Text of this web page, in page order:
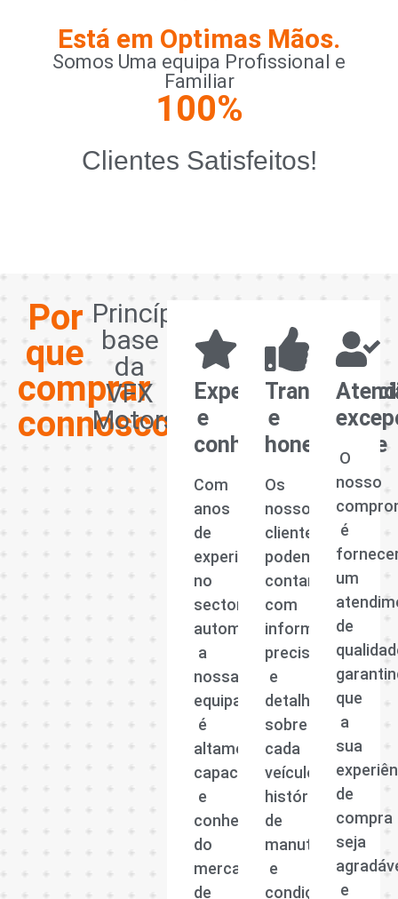
Está em Optimas Mãos.
Somos Uma equipa Profissional e
Familiar
Clientes Satisfeitos!
100%
Por
que
comprar
connosco?
Princípios
base
da
VFX
Motors
Experiência
e
conhecimento
Com
anos
de
experiência
no
sector
automóvel,
a
nossa
equipa
é
altamente
capacitada
e
conhecedora
do
mercado
de
e
honestidade
Os
nossos
clientes
podem
contar
com
informações
precisas
e
detalhadas
sobre
cada
veículo,
histórico
de
manutenção
e
condições
O
nosso
é
um
de
que
a
sua
de
compra
seja
e